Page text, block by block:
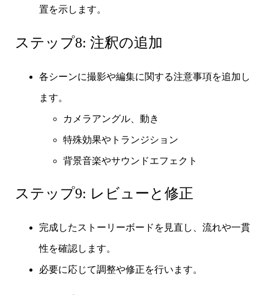
置を示します。
ステップ8: 注釈の追加
各シーンに撮影や編集に関する注意事項を追加し
ます。
カメラアングル、動き
特殊効果やトランジション
背景音楽やサウンドエフェクト
ステップ9: レビューと修正
完成したストーリーボードを見直し、流れや一貫
性を確認します。
必要に応じて調整や修正を行います。